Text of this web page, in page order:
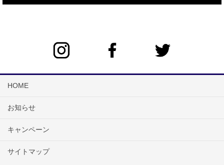
HOME
お知らせ
キャンペーン
サイトマップ